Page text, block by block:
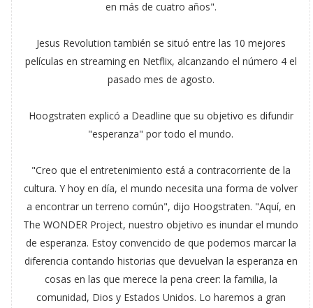
en más de cuatro años".
Jesus Revolution también se situó entre las 10 mejores
películas en streaming en Netflix, alcanzando el número 4 el
pasado mes de agosto.
Hoogstraten explicó a Deadline que su objetivo es difundir
"esperanza" por todo el mundo.
"Creo que el entretenimiento está a contracorriente de la
cultura. Y hoy en día, el mundo necesita una forma de volver
a encontrar un terreno común", dijo Hoogstraten. "Aquí, en
The WONDER Project, nuestro objetivo es inundar el mundo
de esperanza. Estoy convencido de que podemos marcar la
diferencia contando historias que devuelvan la esperanza en
cosas en las que merece la pena creer: la familia, la
comunidad, Dios y Estados Unidos. Lo haremos a gran